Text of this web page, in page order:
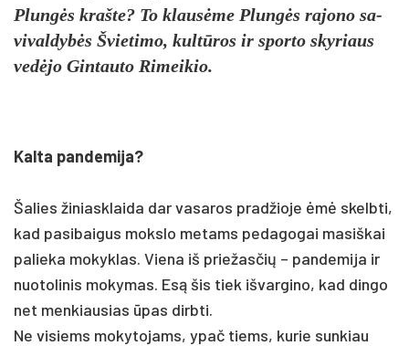
Plungės kraš­te? To klausė­me Plungės ra­jo­no sa­
vi­val­dybės Švie­ti­mo, kultū­ros ir spor­to sky­riaus
vedė­jo Gin­tau­to Ri­mei­kio.
Kal­ta pan­de­mi­ja?
Ša­lies ži­niask­lai­da dar va­sa­ros pra­džio­je ėmė skelbti,
kad pa­si­bai­gus moks­lo me­tams pe­da­go­gai ma­siš­kai
pa­lie­ka mo­kyk­las. Vie­na iš prie­žas­čių – pan­de­mi­ja ir
nuo­to­li­nis mo­ky­mas. Esą šis tiek iš­var­gi­no, kad din­go
net men­kiau­sias ūpas dirb­ti.
Ne vi­siems mo­ky­to­jams, ypač tiems, ku­rie sun­kiau